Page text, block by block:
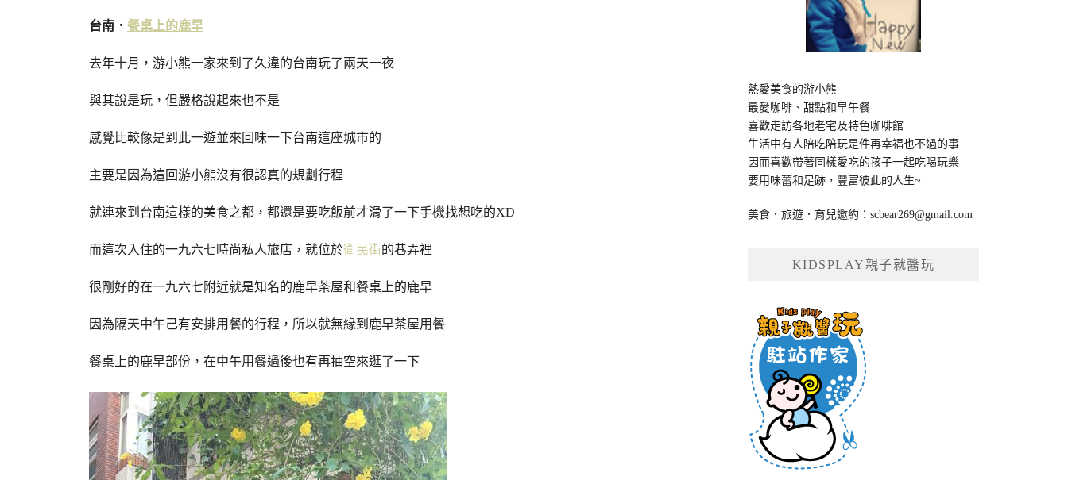
台南． 餐桌上的鹿早
去年十月，游小熊一家來到了久違的台南玩了兩天一夜
與其說是玩，但嚴格說起來也不是
感覺比較像是到此一遊並來回味一下台南這座城市的
主要是因為這回游小熊沒有很認真的規劃行程
就連來到台南這樣的美食之都，都還是要吃飯前才滑了一下手機找想吃的XD
而這次入住的一九六七時尚私人旅店，就位於衛民街的巷弄裡
很剛好的在一九六七附近就是知名的鹿早茶屋和餐桌上的鹿早
因為隔天中午己有安排用餐的行程，所以就無緣到鹿早茶屋用餐
餐桌上的鹿早部份，在中午用餐過後也有再抽空來逛了一下
熱愛美食的游小熊
最愛咖啡、甜點和早午餐
喜歡走訪各地老宅及特色咖啡館
生活中有人陪吃陪玩是件再幸福也不過的事
因而喜歡帶著同樣愛吃的孩子一起吃喝玩樂
要用味蕾和足跡，豐富彼此的人生~
美食．旅遊．育兒邀約：scbear269@gmail.com
KIDSPLAY親子就醬玩